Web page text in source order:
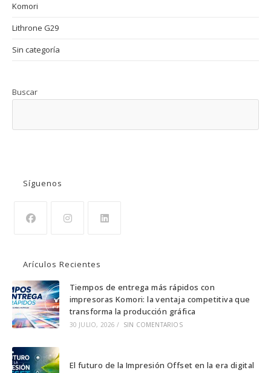
Komori
Lithrone G29
Sin categoría
Buscar
Síguenos
una
nueva
pestaña
una
nueva
pestaña
una
nueva
pestaña
Arículos Recientes
Tiempos de entrega más rápidos con
impresoras Komori: la ventaja competitiva que
transforma la producción gráfica
30 JULIO, 2026 / SIN COMENTARIOS
El futuro de la Impresión Offset en la era digital